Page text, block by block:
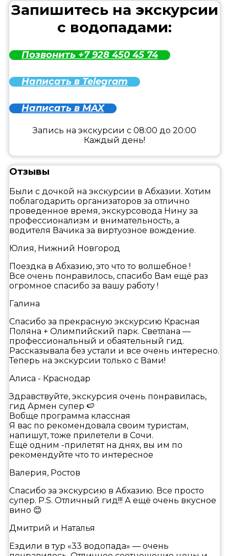
Запишитесь на экскурсии
с водопадами:
Позвонить +7 928 450 45 74
Написать в Telegram
Написать в MAX
Запись на экскурсии с 08:00 до 20:00
Каждый день!
Отзывы
Были с дочкой на экскурсии в Абхазии. Хотим
поблагодарить организаторов за отлично
проведенное время, экскурсовода Нину за
профессионализм и внимательность, а
водителя Вачика за виртуозное вождение.
Юлия, Нижний Новгород
Поездка в Абхазию, это что то волшебное !
Все очень понравилось, спасибо Вам ещё раз
огромное спасибо за вашу работу !
Галина
Спасибо за прекрасную экскурсию Красная
Поляна + Олимпийский парк. Светлана —
профессиональный и обаятельный гид.
Рассказывала без устали и все очень интересно.
Теперь на экскурсии только с Вами!
Алиса - Краснодар
Здравствуйте, экскурсия очень понравилась,
гид Армен супер 🍉
Вобще программа классная
Я вас по рекомендовала своим туристам,
напишут, тоже прилетели в Сочи.
Ещё одним -прилетят на днях, вы им по
рекомендуйте что то интересное
Валерия, Ростов
Спасибо за экскурсию в Абхазию. Все просто
супер. P.S. Отличный гид!!! А ещё очень вкусное
вино 😊
Дмитрий и Наталья
Ездили в тур «33 водопада» — очень